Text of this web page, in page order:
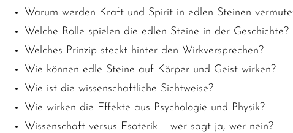
Warum werden Kraft und Spirit in edlen Steinen
Welche Rolle spielen die edlen Steine in der Geschichte?
Welches Prinzip steckt hinter den Wirkversprechen?
Wie können edle Steine auf Körper und Geist wirken?
Wie ist die wissenschaftliche Sichtweise?
Wie wirken die Effekte aus Psychologie und Physik?
Wissenschaft versus Esoterik – wer sagt ja, wer nein?